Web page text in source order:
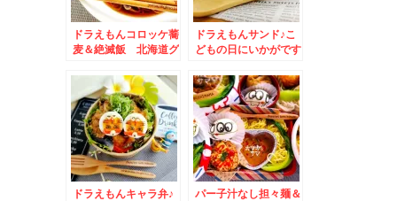
ドラえもんコロッケ蕎
麦＆絶滅飯 北海道グ
ドラえもんサンド♪こ
どもの日にいかがです
ドラえもんキャラ弁♪
パー子汁なし担々麺＆